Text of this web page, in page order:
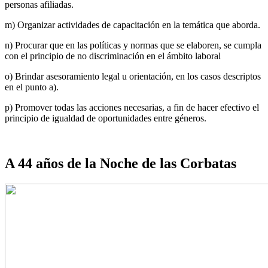
personas afiliadas.
m) Organizar actividades de capacitación en la temática que aborda.
n) Procurar que en las políticas y normas que se elaboren, se cumpla
con el principio de no discriminación en el ámbito laboral
o) Brindar asesoramiento legal u orientación, en los casos descriptos
en el punto a).
p) Promover todas las acciones necesarias, a fin de hacer efectivo el
principio de igualdad de oportunidades entre géneros.
A 44 años de la Noche de las Corbatas